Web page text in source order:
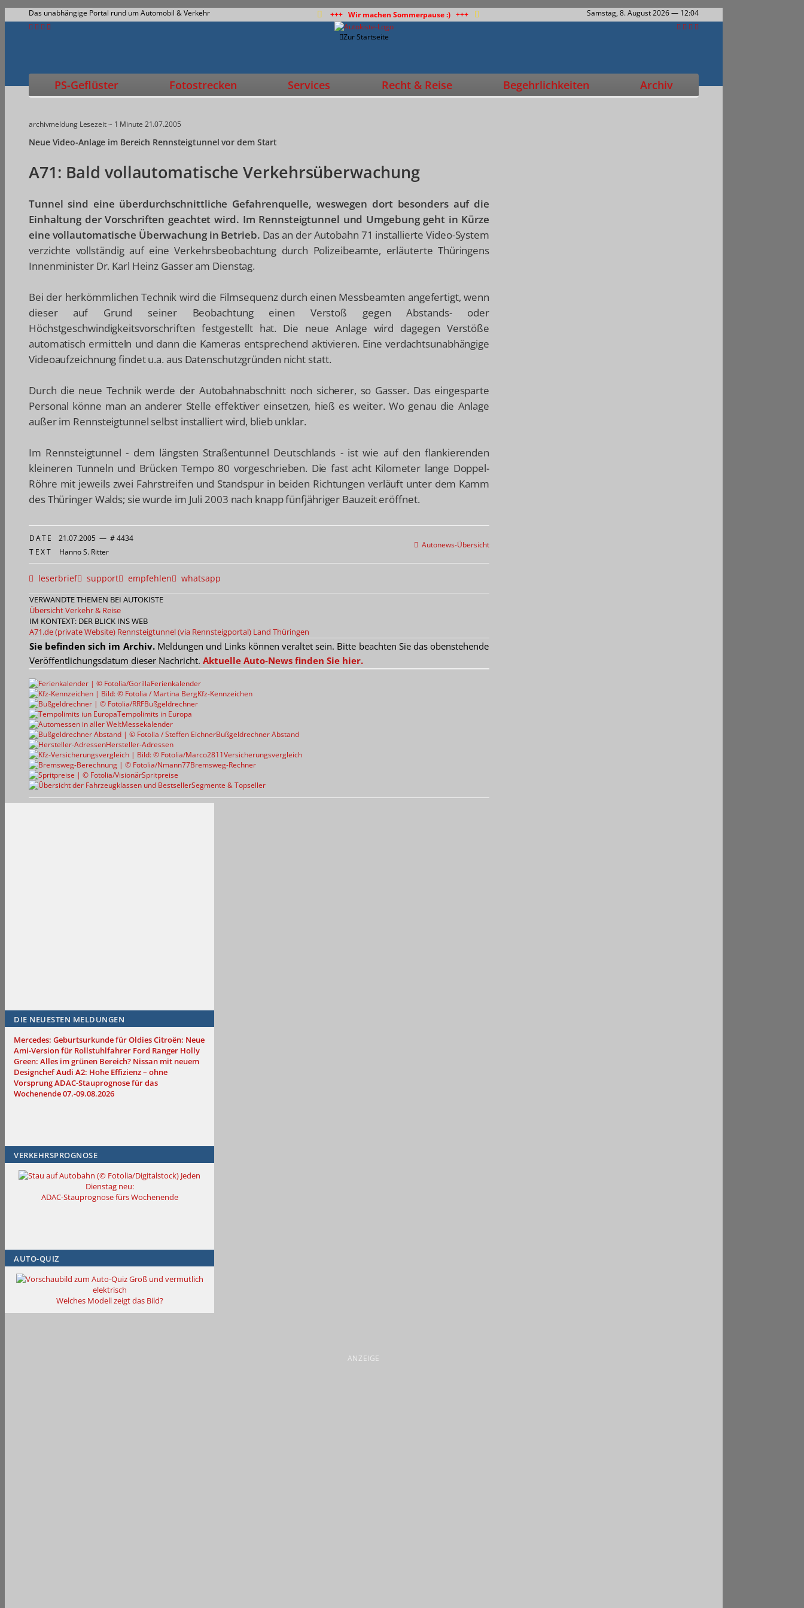
Das unabhängige Portal rund um Automobil & Verkehr +++ Wir machen Sommerpause :) +++ Samstag, 8. August 2026— 12:04
Zur Startseite
PS-Geflüster Fotostrecken Services Recht & Reise Begehrlichkeiten Archiv
archivmeldung Lesezeit ~ 1 Minute 21.07.2005
Neue Video-Anlage im Bereich Rennsteigtunnel vor dem Start
A71: Bald vollautomatische Verkehrsüberwachung
Tunnel sind eine überdurchschnittliche Gefahrenquelle, weswegen dort besonders auf die
Einhaltung der Vorschriften geachtet wird. Im Rennsteigtunnel und Umgebung geht in Kürze
eine vollautomatische Überwachung in Betrieb. Das an der Autobahn 71 installierte Video-System
verzichte vollständig auf eine Verkehrsbeobachtung durch Polizeibeamte, erläuterte Thüringens
Innenminister Dr. Karl Heinz Gasser am Dienstag.
Bei der herkömmlichen Technik wird die Filmsequenz durch einen Messbeamten angefertigt, wenn
dieser auf Grund seiner Beobachtung einen Verstoß gegen Abstands- oder
Höchstgeschwindigkeitsvorschriften festgestellt hat. Die neue Anlage wird dagegen Verstöße
automatisch ermitteln und dann die Kameras entsprechend aktivieren. Eine verdachtsunabhängige
Videoaufzeichnung findet u.a. aus Datenschutzgründen nicht statt.
Durch die neue Technik werde der Autobahnabschnitt noch sicherer, so Gasser. Das eingesparte
Personal könne man an anderer Stelle effektiver einsetzen, hieß es weiter. Wo genau die Anlage
außer im Rennsteigtunnel selbst installiert wird, blieb unklar.
Im Rennsteigtunnel - dem längsten Straßentunnel Deutschlands - ist wie auf den flankierenden
kleineren Tunneln und Brücken Tempo 80 vorgeschrieben. Die fast acht Kilometer lange Doppel-
Röhre mit jeweils zwei Fahrstreifen und Standspur in beiden Richtungen verläuft unter dem Kamm
des Thüringer Walds; sie wurde im Juli 2003 nach knapp fünfjähriger Bauzeit eröffnet.
Autonews-Übersicht
DATE 21.07.2005 — # 4434
TEXT Hanno S. Ritter
leserbrief support empfehlen whatsapp
VERWANDTE THEMEN BEI AUTOKISTE
Übersicht Verkehr & Reise
IM KONTEXT: DER BLICK INS WEB
A71.de (private Website) Rennsteigtunnel (via Rennsteigportal) Land Thüringen
Sie befinden sich im Archiv.Meldungen und Links können veraltet sein. Bitte beachten Sie das obenstehende
Veröffentlichungsdatum dieser Nachricht. Aktuelle Auto-News finden Sie hier.
Ferienkalender
Kfz-Kennzeichen
Bußgeldrechner
Tempolimits in Europa
Messekalender
Bußgeldrechner Abstand
Hersteller-Adressen
Versicherungsvergleich
Bremsweg-Rechner
Spritpreise
Segmente & Topseller
DIE NEUESTEN MELDUNGEN
Mercedes: Geburtsurkunde für OldiesCitroën: Neue
Ami-Version für Rollstuhlfahrer Ford Ranger Holly
Green: Alles im grünen Bereich? Nissan mit neuem
DesignchefAudi A2: Hohe Effizienz – ohne
VorsprungADAC-Stauprognose für das
Wochenende 07.-09.08.2026
VERKEHRSPROGNOSE
Jeden
Dienstag neu:
ADAC-Stauprognose fürs Wochenende
AUTO-QUIZ
Groß und vermutlich
elektrisch
Welches Modell zeigt das Bild?
ANZEIGE